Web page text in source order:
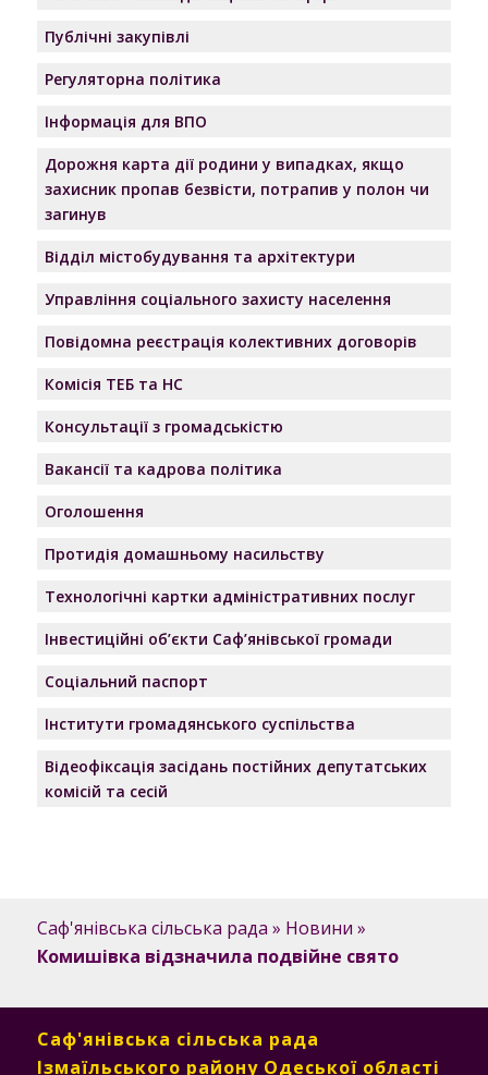
Публічні закупівлі
Регуляторна політика
Інформація для ВПО
Дорожня карта дії родини у випадках, якщо
захисник пропав безвісти, потрапив у полон чи
загинув
Відділ містобудування та архітектури
Управління соціального захисту населення
Повідомна реєстрація колективних договорів
Комісія ТЕБ та НС
Консультації з громадськістю
Вакансії та кадрова політика
Оголошення
Протидія домашньому насильству
Технологічні картки адміністративних послуг
Інвестиційні об’єкти Саф’янівської громади
Соціальний паспорт
Інститути громадянського суспільства
Відеофіксація засідань постійних депутатських
комісій та сесій
Саф'янівська сільська рада » Новини »
Комишівка відзначила подвійне свято
Саф'янівська сільська рада
Ізмаїльського району Одеської області